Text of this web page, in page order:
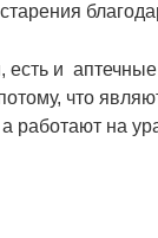
есть и
что
а работают на